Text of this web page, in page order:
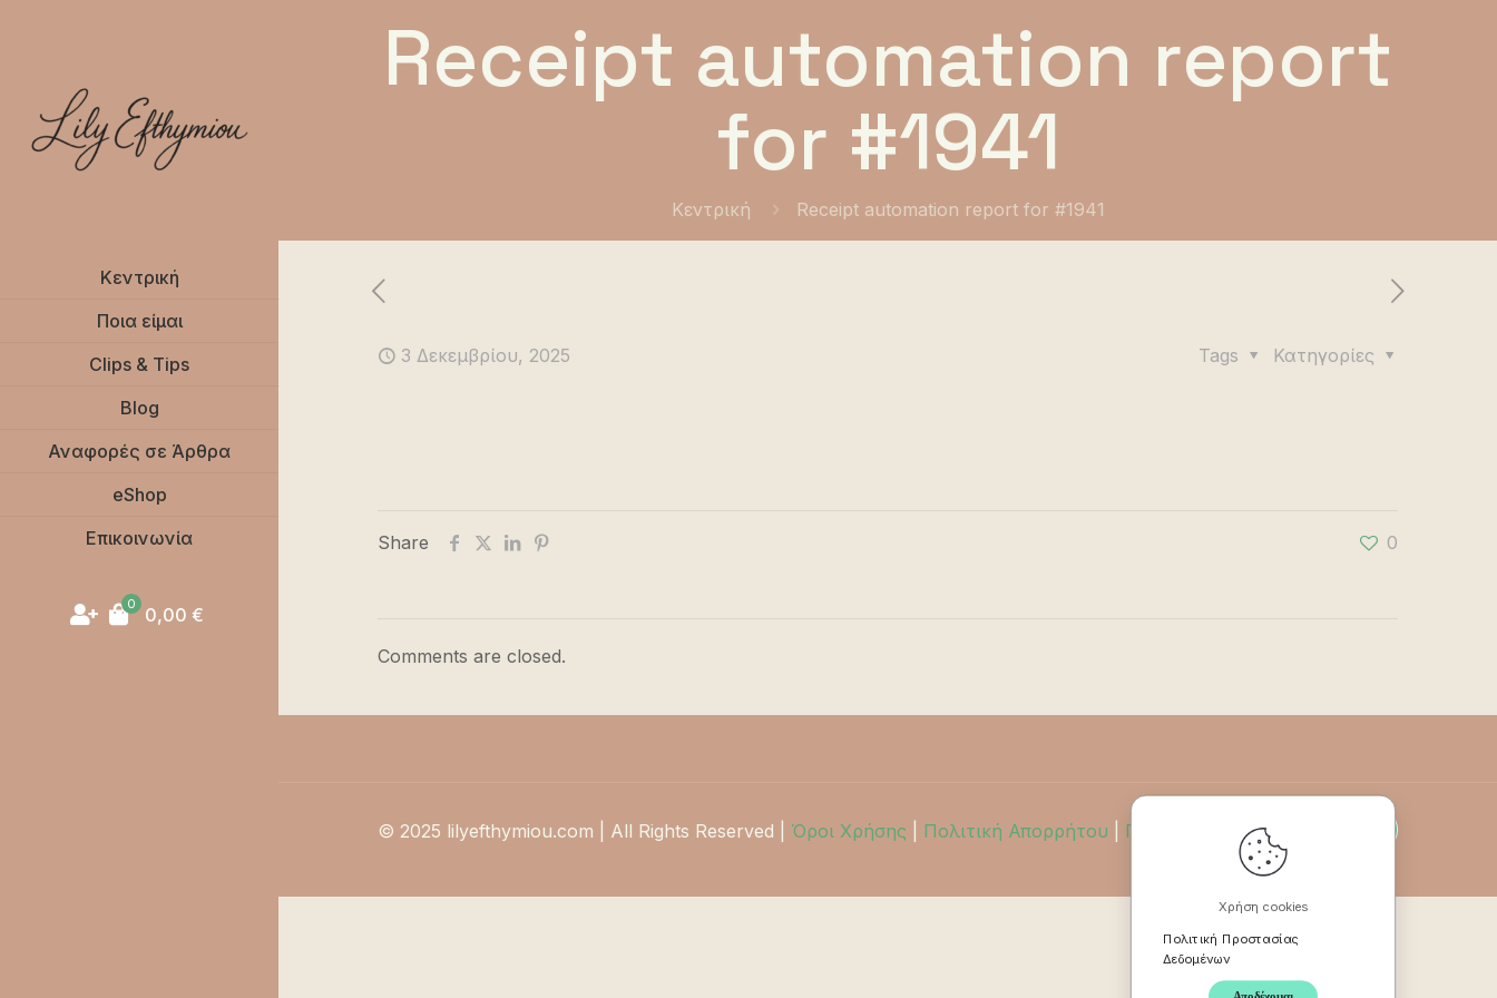
Κεντρική
Ποια είμαι
Clips & Tips
Blog
Αναφορές σε Άρθρα
eShop
Επικοινωνία
0 0,00 €
Receipt automation report
for #1941
Κεντρική Receipt automation report for #1941
3 Δεκεμβρίου, 2025 Κατηγορίες
Tags
Share 0
Comments are closed.
© 2025 lilyefthymiou.com | All Rights Reserved | Όροι Χρήσης Πολιτική Απορρήτου Πολιτική Επιστροφών
Χρήση cookies
Πολιτική Προστασίας
Δεδομένων
Αποδέχομαι